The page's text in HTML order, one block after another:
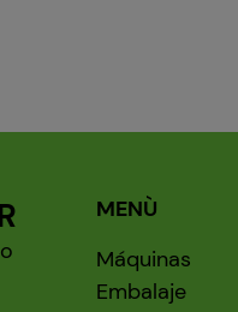
MENÙ
Máquinas
Embalaje